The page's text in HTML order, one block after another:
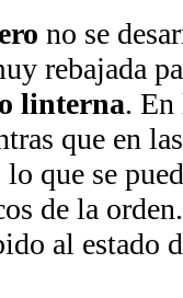
no se
rebajada
linterna. En
que en
lo que se
de la
al estado